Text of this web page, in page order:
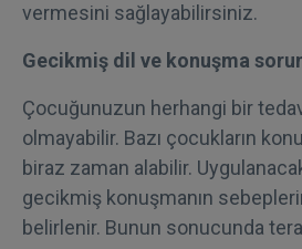
vermesini sağlayabilirsiniz.
Gecikmiş dil ve konuşma
Çocuğunuzun herhangi bir
olmayabilir. Bazı çocukların
biraz zaman alabilir.
gecikmiş konuşmanın
belirlenir. Bunun sonucunda